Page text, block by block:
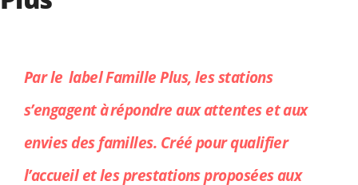
Par le label Famille Plus, les stations
s’engagent à répondre aux attentes et aux
envies des familles. Créé pour qualifier
l’accueil et les prestations proposées aux